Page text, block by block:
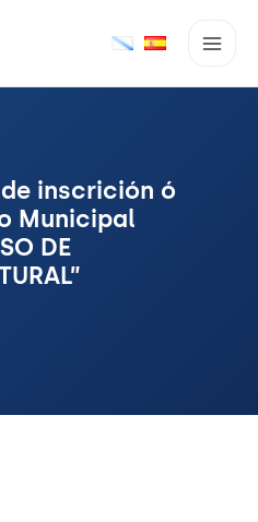
inscrición ó
Municipal
DE